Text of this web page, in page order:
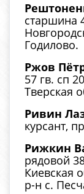
старшина
Годилово.
Ржов
57 гв. сп
Тверская
Ривин
курсант,
Рижкин
рядовой
Киевская
р-н с.